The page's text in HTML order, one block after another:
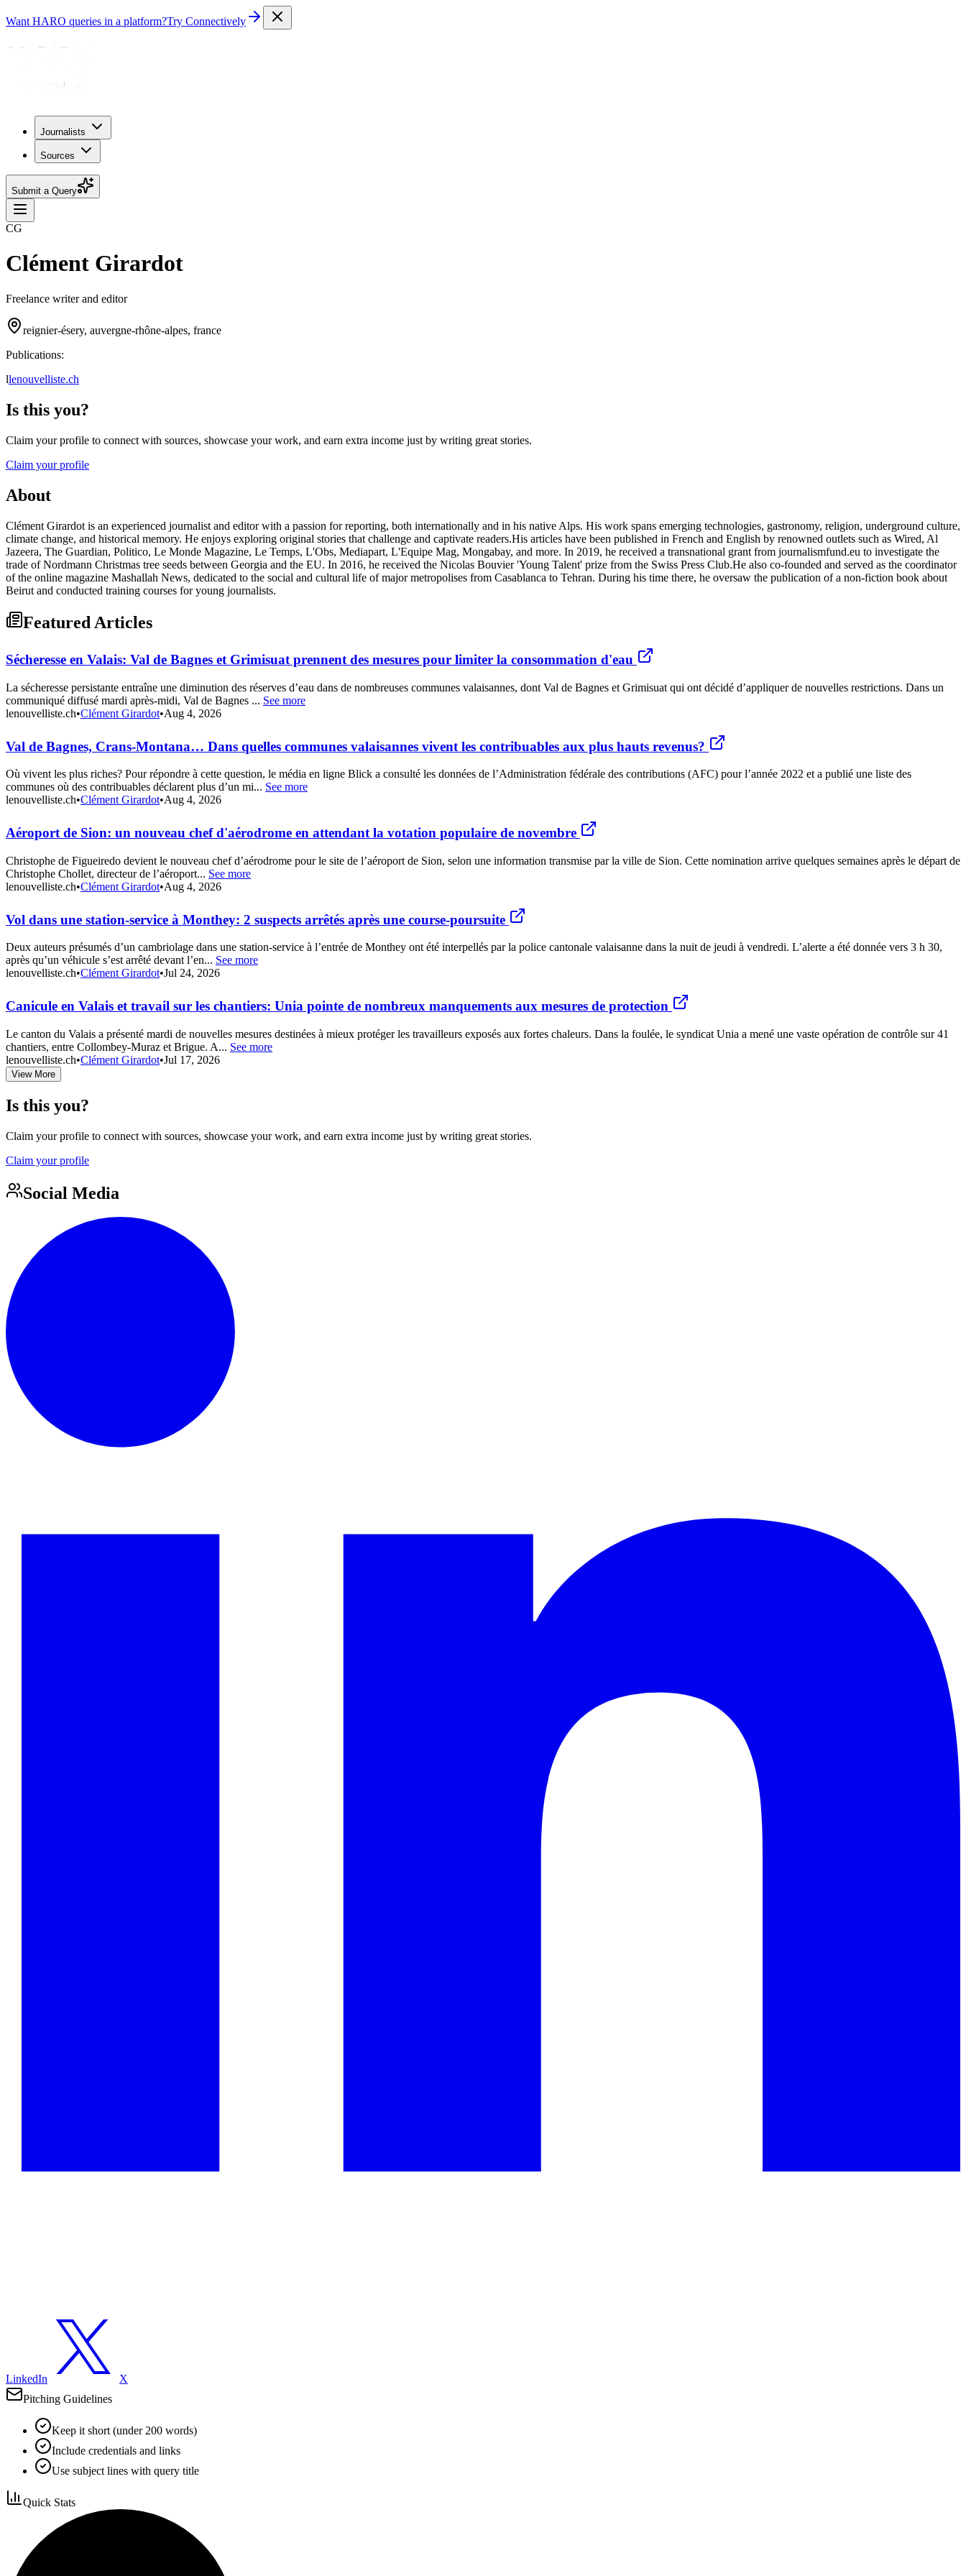
Want HARO queries in a platform?Try Connectively
Journalists
Sources
Submit a Query
CG
Clément Girardot
Freelance writer and editor
reignier-ésery, auvergne-rhône-alpes, france
Publications:
llenouvelliste.ch
Is this you?
Claim your profile to connect with sources, showcase your work, and earn extra income just by writing great stories.
Claim your profile
About
Clément Girardot is an experienced journalist and editor with a passion for reporting, both internationally and in his native Alps. His work spans emerging technologies, gastronomy, religion, underground culture,
climate change, and historical memory. He enjoys exploring original stories that challenge and captivate readers.His articles have been published in French and English by renowned outlets such as Wired, Al
Jazeera, The Guardian, Politico, Le Monde Magazine, Le Temps, L'Obs, Mediapart, L'Equipe Mag, Mongabay, and more. In 2019, he received a transnational grant from journalismfund.eu to investigate the
trade of Nordmann Christmas tree seeds between Georgia and the EU. In 2016, he received the Nicolas Bouvier 'Young Talent' prize from the Swiss Press Club.He also co-founded and served as the coordinator
of the online magazine Mashallah News, dedicated to the social and cultural life of major metropolises from Casablanca to Tehran. During his time there, he oversaw the publication of a non-fiction book about
Beirut and conducted training courses for young journalists.
Featured Articles
Sécheresse en Valais: Val de Bagnes et Grimisuat prennent des mesures pour limiter la consommation d'eau
La sécheresse persistante entraîne une diminution des réserves d’eau dans de nombreuses communes valaisannes, dont Val de Bagnes et Grimisuat qui ont décidé d’appliquer de nouvelles restrictions. Dans un
communiqué diffusé mardi après-midi, Val de Bagnes ... See more
lenouvelliste.ch•Clément Girardot•Aug 4, 2026
Val de Bagnes, Crans-Montana… Dans quelles communes valaisannes vivent les contribuables aux plus hauts revenus?
Où vivent les plus riches? Pour répondre à cette question, le média en ligne Blick a consulté les données de l’Administration fédérale des contributions (AFC) pour l’année 2022 et a publié une liste des
communes où des contribuables déclarent plus d’un mi... See more
lenouvelliste.ch•Clément Girardot•Aug 4, 2026
Aéroport de Sion: un nouveau chef d'aérodrome en attendant la votation populaire de novembre
Christophe de Figueiredo devient le nouveau chef d’aérodrome pour le site de l’aéroport de Sion, selon une information transmise par la ville de Sion. Cette nomination arrive quelques semaines après le départ de
Christophe Chollet, directeur de l’aéroport... See more
lenouvelliste.ch•Clément Girardot•Aug 4, 2026
Vol dans une station-service à Monthey: 2 suspects arrêtés après une course-poursuite
Deux auteurs présumés d’un cambriolage dans une station-service à l’entrée de Monthey ont été interpellés par la police cantonale valaisanne dans la nuit de jeudi à vendredi. L’alerte a été donnée vers 3 h 30,
après qu’un véhicule s’est arrêté devant l’en... See more
lenouvelliste.ch•Clément Girardot•Jul 24, 2026
Canicule en Valais et travail sur les chantiers: Unia pointe de nombreux manquements aux mesures de protection
Le canton du Valais a présenté mardi de nouvelles mesures destinées à mieux protéger les travailleurs exposés aux fortes chaleurs. Dans la foulée, le syndicat Unia a mené une vaste opération de contrôle sur 41
chantiers, entre Collombey-Muraz et Brigue. A... See more
lenouvelliste.ch•Clément Girardot•Jul 17, 2026
View More
Is this you?
Claim your profile to connect with sources, showcase your work, and earn extra income just by writing great stories.
Claim your profile
Social Media
LinkedIn
X
Pitching Guidelines
Keep it short (under 200 words)
Include credentials and links
Use subject lines with query title
Quick Stats